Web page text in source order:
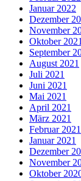
Januar 2022
Dezember
November
Oktober 2021
September
August 2021
Juli 2021
Juni 2021
Mai 2021
April 2021
März 2021
Februar 2021
Januar 2021
Dezember
November
Oktober